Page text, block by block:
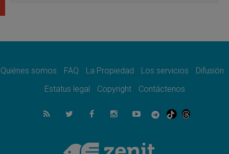
07.08.2026
07.08.2026
el compromiso del cristiano"
La matanza de niños en Gaza no cesa: 300
muertos en 300 días
Tagle: La guerra desfigura el mundo, solo la
revelación de Dios lo transfigura
Quiénes somos FAQ La Propiedad Los servicios
Difusión
Estatus legal
Copyright Contáctenos